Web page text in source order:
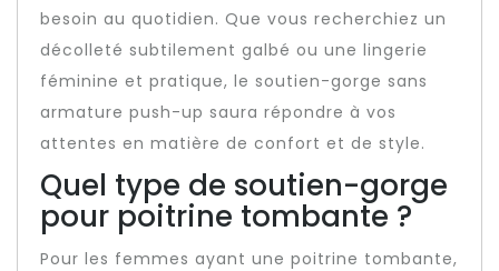
besoin au quotidien. Que vous recherchiez un
décolleté subtilement galbé ou une lingerie
féminine et pratique, le soutien-gorge sans
armature push-up saura répondre à vos
attentes en matière de confort et de style.
Quel type de soutien-gorge
pour poitrine tombante ?
Pour les femmes ayant une poitrine tombante,